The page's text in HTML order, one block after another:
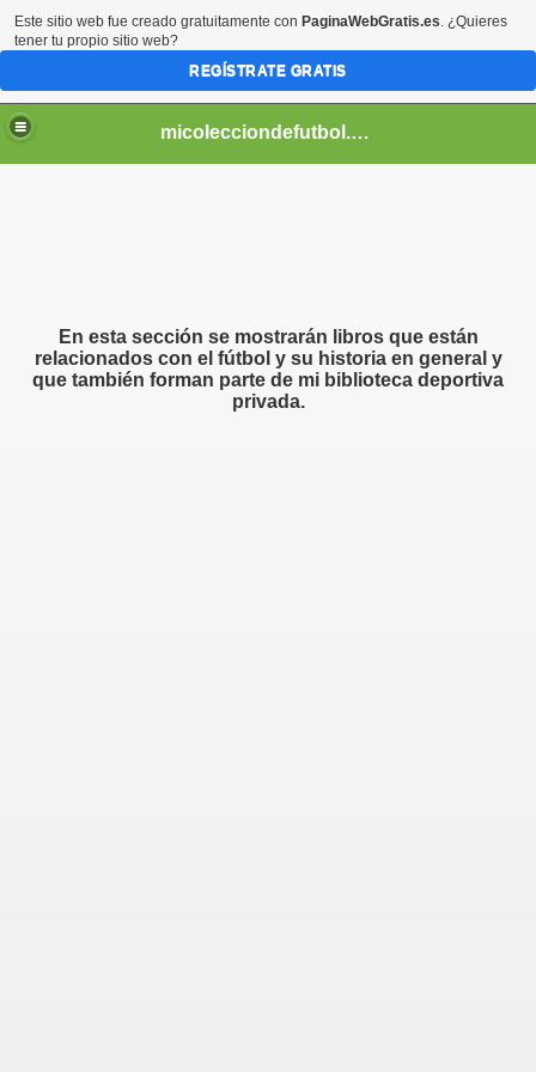
micolecciondefutbol.es.tl
En esta sección se mostrarán libros que están
relacionados con el fútbol y su historia en general y
que también forman parte de mi biblioteca deportiva
privada.
Este sitio web fue creado gratuitamente con PaginaWebGratis.es. ¿Quieres
tener tu propio sitio web?
REGÍSTRATE GRATIS